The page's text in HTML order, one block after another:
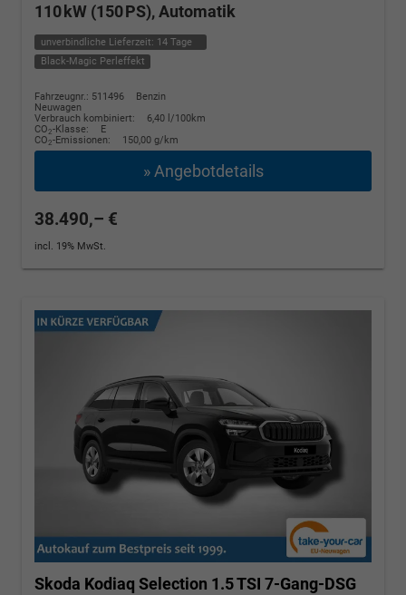
110 kW (150 PS), Automatik
unverbindliche Lieferzeit: 14 Tage
Black-Magic Perleffekt
Fahrzeugnr.: 511496
Benzin
Neuwagen
Verbrauch kombiniert:
6,40 l/100km
CO2-Klasse:
E
CO2-Emissionen: 150,00 g/km
» Angebotdetails
38.490,– €
incl. 19% MwSt.
Skoda Kodiaq Selection 1.5 TSI 7-Gang-DSG